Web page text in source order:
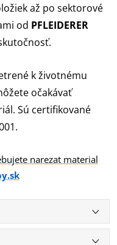
až po sektorové
od PFLEIDERER
k životnému
očakávať
Sú certifikované
narezat material